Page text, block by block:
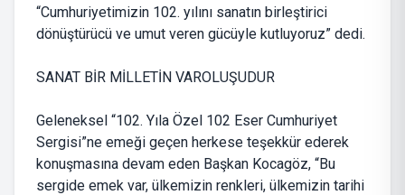
“Cumhuriyetimizin 102. yılını sanatın birleştirici
dönüştürücü ve umut veren gücüyle kutluyoruz” dedi.
SANAT BİR MİLLETİN VAROLUŞUDUR
Geleneksel “102. Yıla Özel 102 Eser Cumhuriyet
Sergisi”ne emeği geçen herkese teşekkür ederek
konuşmasına devam eden Başkan Kocagöz, “Bu
sergide emek var, ülkemizin renkleri, ülkemizin tarihi